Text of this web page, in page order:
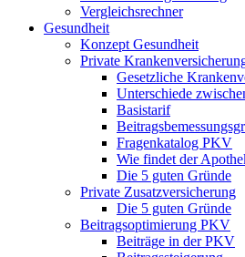
Vergleichsrechner
Gesundheit
Konzept Gesundheit
Private
Gesetzliche
Unterschiede
Basistarif
Fragenkatalog PKV
Wie findet der
Die 5 guten Gründe
Private Zusatzversicherung
Die 5 guten Gründe
Beitragsoptimierung PKV
Beiträge in der PKV